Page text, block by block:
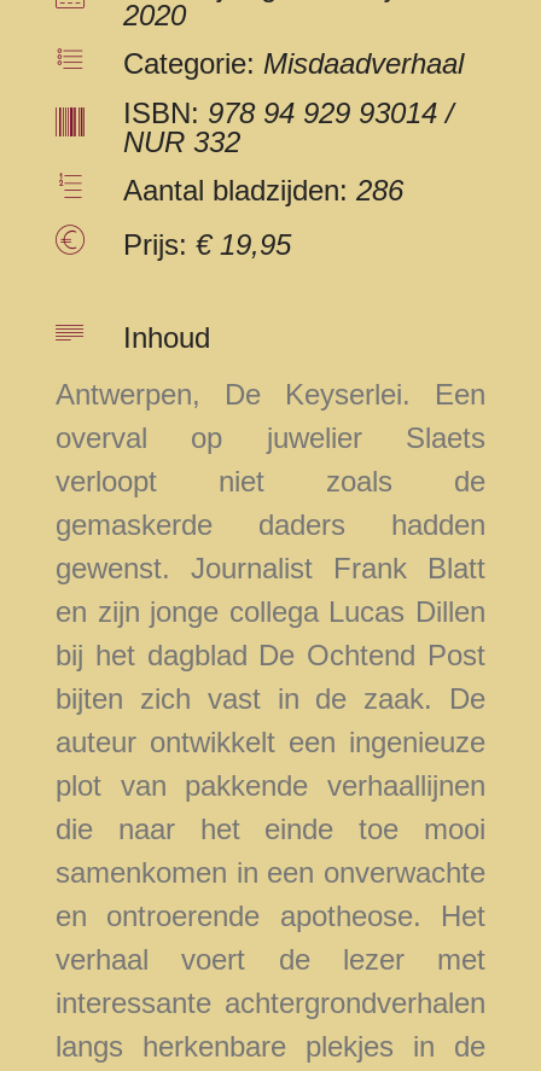
2020
Categorie: Misdaadverhaal
ISBN: 978 94 929 93014 /
NUR 332
Aantal bladzijden: 286
Prijs: € 19,95
Inhoud
Antwerpen, De Keyserlei. Een
overval op juwelier Slaets
verloopt niet zoals de
gemaskerde daders hadden
gewenst. Journalist Frank Blatt
en zijn jonge collega Lucas Dillen
bij het dagblad De Ochtend Post
bijten zich vast in de zaak. De
auteur ontwikkelt een ingenieuze
plot van pakkende verhaallijnen
die naar het einde toe mooi
samenkomen in een onverwachte
en ontroerende apotheose. Het
verhaal voert de lezer met
interessante achtergrondverhalen
langs herkenbare plekjes in de